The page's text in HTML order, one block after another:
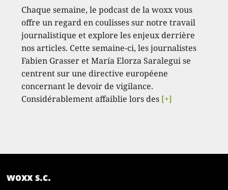
Chaque semaine, le podcast de la woxx vous
offre un regard en coulisses sur notre travail
journalistique et explore les enjeux derrière
nos articles. Cette semaine-ci, les journalistes
Fabien Grasser et María Elorza Saralegui se
centrent sur une directive européene
concernant le devoir de vigilance.
Considérablement affaiblie lors des [+]
woxx s.c.